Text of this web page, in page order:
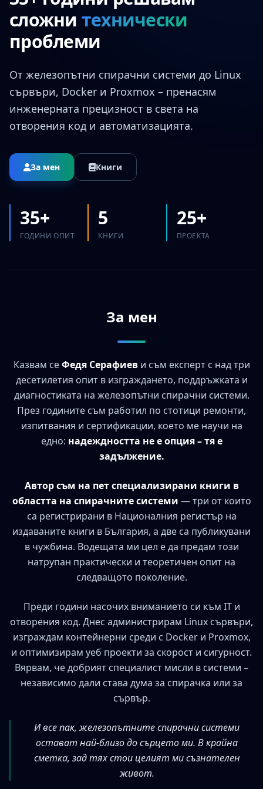
сложни технически
проблеми
От железопътни спирачни системи до Linux
сървъри, Docker и Proxmox – пренасям
инженерната прецизност в света на
отворения код и автоматизацията.
За мен Книги
35+
ГОДИНИ ОПИТ
5
КНИГИ
25+
ПРОЕКТА
За мен
Казвам сеФедя Серафиеви съм експерт с над три
десетилетия опит в изграждането, поддръжката и
диагностиката на железопътни спирачни системи.
През годините съм работил по стотици ремонти,
изпитвания и сертификации, което ме научи на
едно: надеждността не е опция – тя е
задължение.
Автор съм на пет специализирани книги в
областта на спирачните системи — три от които
са регистрирани в Националния регистър на
издаваните книги в България, а две са публикувани
в чужбина. Водещата ми цел е да предам този
натрупан практически и теоретичен опит на
следващото поколение.
Преди години насочих вниманието си към IT и
отворения код. Днес администрирам Linux сървъри,
изграждам контейнерни среди с Docker и Proxmox,
и оптимизирам уеб проекти за скорост и сигурност.
Вярвам, че добрият специалист мисли в системи –
независимо дали става дума за спирачка или за
сървър.
И все пак, железопътните спирачни системи
остават най-близо до сърцето ми. В крайна
сметка, зад тях стои целият ми съзнателен
живот.